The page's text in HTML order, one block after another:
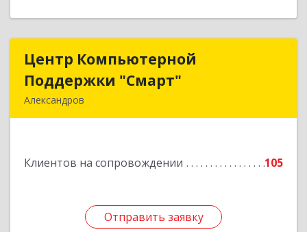
Центр Компьютерной
Поддержки "Смарт"
Александров
Клиентов на сопровождении 105
Отправить заявку
Центр Компьютерной
Поддержки "Смарт"
Отправить заявку